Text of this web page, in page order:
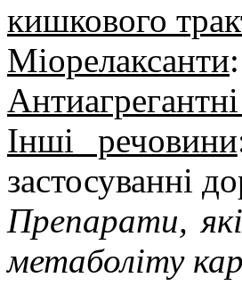
кишкового
Міорелаксанти
Інші речовини
застосуванні
Препарати,
метаболіту